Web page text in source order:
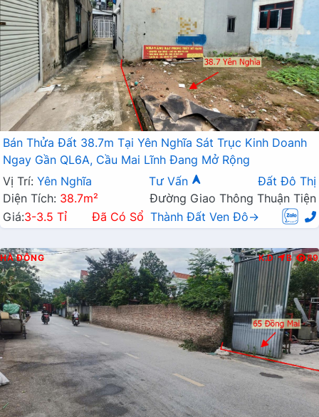
Bán Thửa Đất 38.7m Tại Yên Nghĩa Sát Trục Kinh Doanh
Ngay Gần QL6A, Cầu Mai Lĩnh Đang Mở Rộng
Vị Trí: Yên Nghĩa Tư Vấn
Đất Đô Thị
Diện Tích: 38.7m²
Đường Giao Thông Thuận Tiện
Giá:3-3.5 Tỉ Đã Có Sổ Thành Đất Ven Đô→
HÀ ĐÔNG K.D B 89